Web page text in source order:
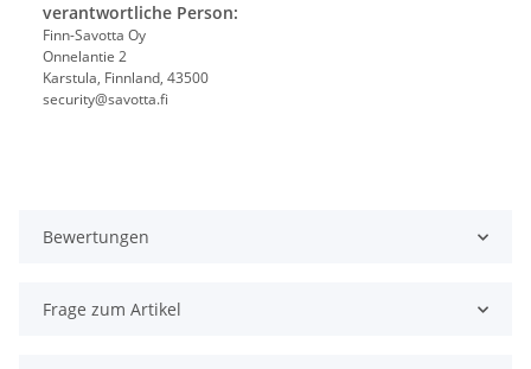
verantwortliche Person:
Finn-Savotta Oy
Onnelantie 2
Karstula, Finnland, 43500
security@savotta.fi
Bewertungen
Frage zum Artikel